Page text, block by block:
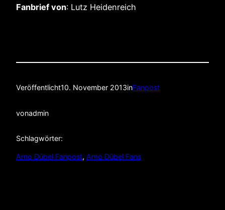
Fanbrief von: Lutz Heidenreich
Veröffentlicht10. November 2013inFanpost
vonadmin
Schlagwörter:
Arno Dübel Fanpost, Arno Dübel Fans